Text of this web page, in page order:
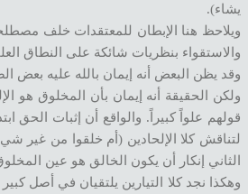
يشاء).
والاستقواء بنظريات شائكة على النطاق
وقد يظن البعض أنه إيمان بالله عليه بعض
ولكن الحقيقة أنه إيمان بأن المخلوق هو
قولهم علواً كبيراً. والواقع أن إثبات الحق
لتناقش كلا الإلحادين (أم خلقوا من غير
الثاني إنكار أن يكون الخالق هو عين
وهكذا نجد كلا التيارين يلتقيان في أصل